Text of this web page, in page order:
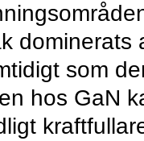
dominerats
som
hos GaN